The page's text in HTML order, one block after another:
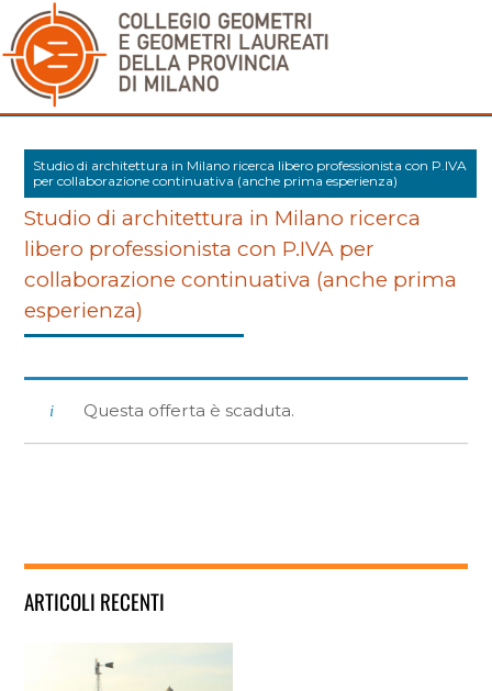
Studio di architettura in Milano ricerca libero professionista con P.IVA
per collaborazione continuativa (anche prima esperienza)
Studio di architettura in Milano ricerca
libero professionista con P.IVA per
collaborazione continuativa (anche prima
esperienza)
Questa offerta è scaduta.
ARTICOLI RECENTI